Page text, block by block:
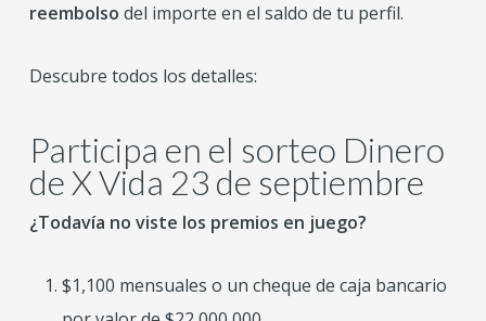
reembolso del importe en el saldo de tu perfil.
Descubre todos los detalles:
Participa en el sorteo Dinero
de X Vida 23 de septiembre
¿Todavía no viste los premios en juego?
$1,100 mensuales o un cheque de caja bancario